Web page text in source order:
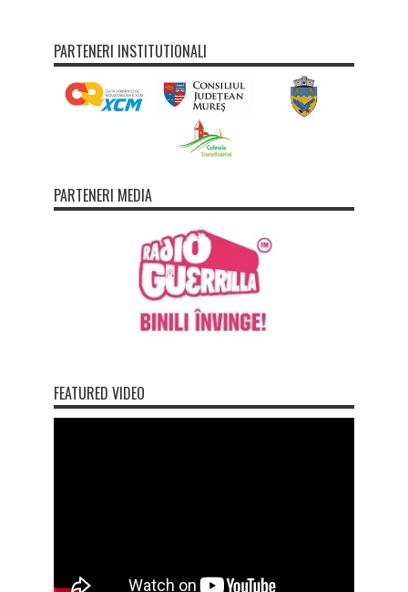
PARTENERI INSTITUTIONALI
PARTENERI MEDIA
FEATURED VIDEO